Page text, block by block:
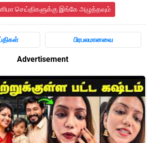
செய்திகளுக்கு இங்கே அழுத்தவும்
பிரபலமானவை
Advertisement